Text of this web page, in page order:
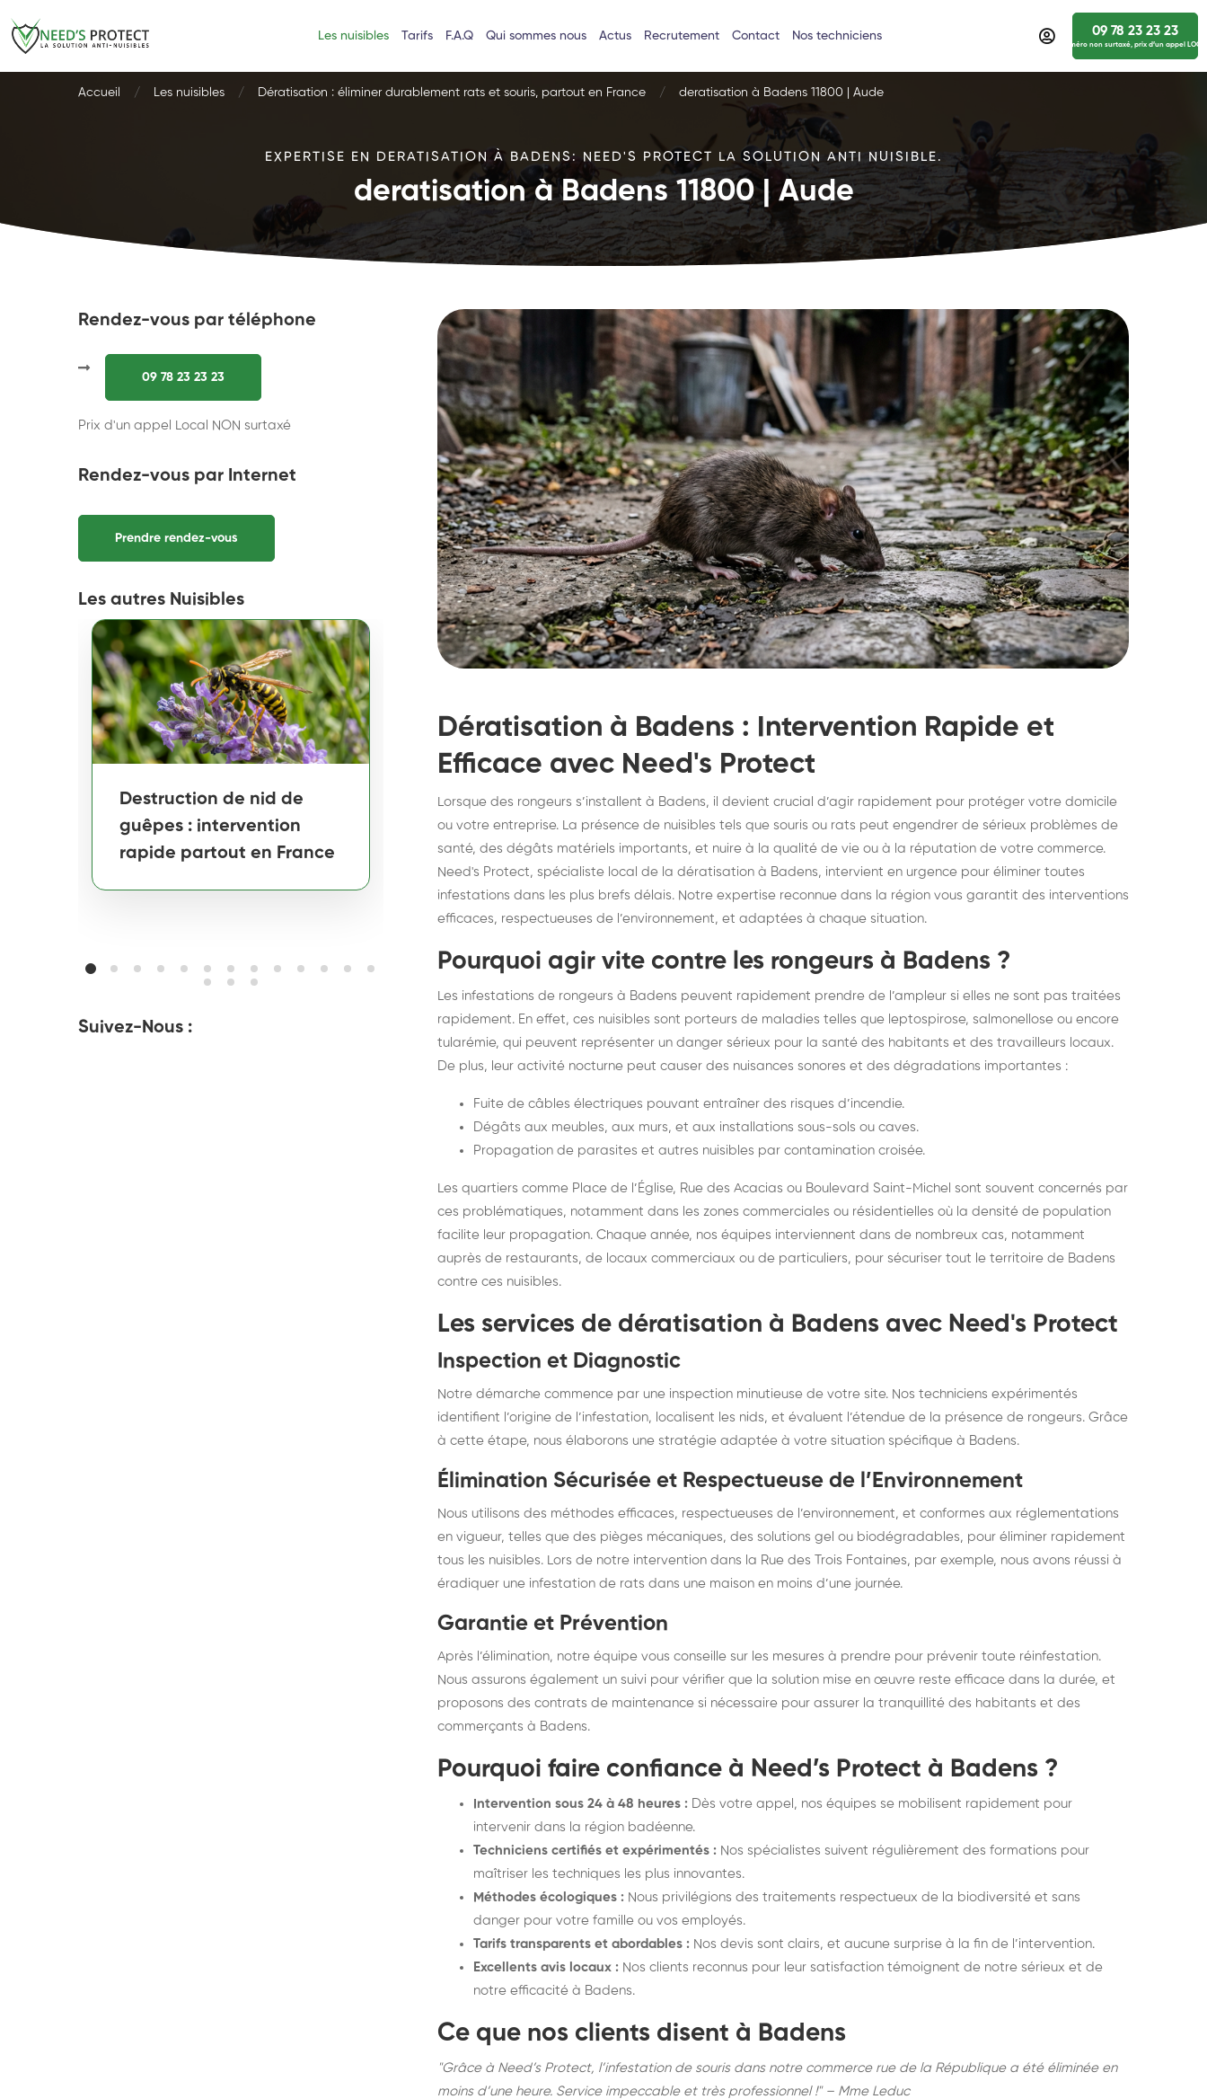
Les nuisibles Tarifs F.A.Q Qui sommes nous Actus Recrutement Contact Nos techniciens 09 78 23 23 23
numéro non surtaxé, prix d’un appel
Accueil Les nuisibles Dératisation : éliminer durablement rats et souris, partout en France deratisation à Badens 11800 | Aude
EXPERTISE EN DERATISATION À BADENS: NEED'S PROTECT LA SOLUTION ANTI NUISIBLE.
deratisation à Badens 11800 | Aude
Rendez-vous par téléphone
09 78 23 23 23
Prix d'un appel Local NON surtaxé
Rendez-vous par Internet
Prendre rendez-vous
Les autres Nuisibles
Destruction de nid de
guêpes : intervention
rapide partout en France
Destruction de nid de
frelons : intervention
rapide partout en France
Destruction de nid de
frelons asiatiques :
intervention partout en
France
Suivez-Nous :
Dératisation à Badens : Intervention Rapide et
Efficace avec Need's Protect
Lorsque des rongeurs s’installent à Badens, il devient crucial d’agir rapidement pour protéger votre domicile
ou votre entreprise. La présence de nuisibles tels que souris ou rats peut engendrer de sérieux problèmes de
santé, des dégâts matériels importants, et nuire à la qualité de vie ou à la réputation de votre commerce.
Need's Protect, spécialiste local de la dératisation à Badens, intervient en urgence pour éliminer toutes
infestations dans les plus brefs délais. Notre expertise reconnue dans la région vous garantit des interventions
efficaces, respectueuses de l’environnement, et adaptées à chaque situation.
Pourquoi agir vite contre les rongeurs à Badens ?
Les infestations de rongeurs à Badens peuvent rapidement prendre de l’ampleur si elles ne sont pas traitées
rapidement. En effet, ces nuisibles sont porteurs de maladies telles que leptospirose, salmonellose ou encore
tularémie, qui peuvent représenter un danger sérieux pour la santé des habitants et des travailleurs locaux.
De plus, leur activité nocturne peut causer des nuisances sonores et des dégradations importantes :
Fuite de câbles électriques pouvant entraîner des risques d’incendie.
Dégâts aux meubles, aux murs, et aux installations sous-sols ou caves.
Propagation de parasites et autres nuisibles par contamination croisée.
Les quartiers comme Place de l’Église, Rue des Acacias ou Boulevard Saint-Michel sont souvent concernés par
ces problématiques, notamment dans les zones commerciales ou résidentielles où la densité de population
facilite leur propagation. Chaque année, nos équipes interviennent dans de nombreux cas, notamment
auprès de restaurants, de locaux commerciaux ou de particuliers, pour sécuriser tout le territoire de Badens
contre ces nuisibles.
Les services de dératisation à Badens avec Need's Protect
Inspection et Diagnostic
Notre démarche commence par une inspection minutieuse de votre site. Nos techniciens expérimentés
identifient l’origine de l’infestation, localisent les nids, et évaluent l’étendue de la présence de rongeurs. Grâce
à cette étape, nous élaborons une stratégie adaptée à votre situation spécifique à Badens.
Élimination Sécurisée et Respectueuse de l’Environnement
Nous utilisons des méthodes efficaces, respectueuses de l’environnement, et conformes aux réglementations
en vigueur, telles que des pièges mécaniques, des solutions gel ou biodégradables, pour éliminer rapidement
tous les nuisibles. Lors de notre intervention dans la Rue des Trois Fontaines, par exemple, nous avons réussi à
éradiquer une infestation de rats dans une maison en moins d’une journée.
Garantie et Prévention
Après l’élimination, notre équipe vous conseille sur les mesures à prendre pour prévenir toute réinfestation.
Nous assurons également un suivi pour vérifier que la solution mise en œuvre reste efficace dans la durée, et
proposons des contrats de maintenance si nécessaire pour assurer la tranquillité des habitants et des
commerçants à Badens.
Pourquoi faire confiance à Need’s Protect à Badens ?
Intervention sous 24 à 48 heures : Dès votre appel, nos équipes se mobilisent rapidement pour
intervenir dans la région badéenne.
Techniciens certifiés et expérimentés : Nos spécialistes suivent régulièrement des formations pour
maîtriser les techniques les plus innovantes.
Méthodes écologiques : Nous privilégions des traitements respectueux de la biodiversité et sans
danger pour votre famille ou vos employés.
Tarifs transparents et abordables : Nos devis sont clairs, et aucune surprise à la fin de l’intervention.
Excellents avis locaux : Nos clients reconnus pour leur satisfaction témoignent de notre sérieux et de
notre efficacité à Badens.
Ce que nos clients disent à Badens
"Grâce à Need’s Protect, l’infestation de souris dans notre commerce rue de la République a été éliminée en
moins d’une heure. Service impeccable et très professionnel !" – Mme Leduc